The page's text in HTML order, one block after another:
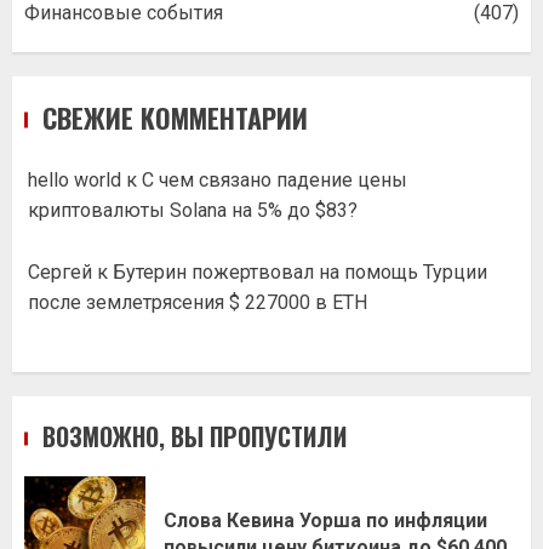
Финансовые события (407)
СВЕЖИЕ КОММЕНТАРИИ
hello world к С чем связано падение цены
криптовалюты Solana на 5% до $83?
Сергей к Бутерин пожертвовал на помощь Турции
после землетрясения $ 227000 в ETH
ВОЗМОЖНО, ВЫ ПРОПУСТИЛИ
Слова Кевина Уорша по инфляции